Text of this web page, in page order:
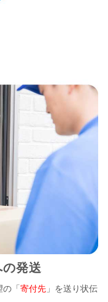
発送
「 寄付先」を送り状伝